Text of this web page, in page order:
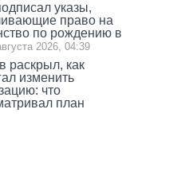
указы,
право на
по рождению в
2026, 04:39
раскрыл, как
изменить
что
план